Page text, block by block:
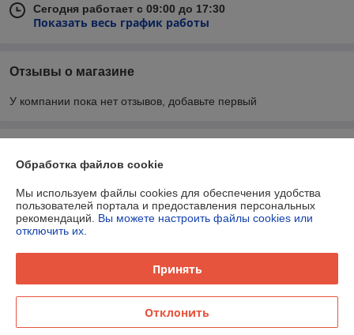
Сегодня работает с 09:00 до 17:30
Показать весь график работы
Отзывы о магазине
У компании пока нет отзывов, добавьте первый
Доставка и оплата
График работы
Полная версия сайта
Обработка файлов cookie
Мы используем файлы cookies для обеспечения удобства
пользователей портала и предоставления персональных
рекомендаций. Вы можете настроить файлы cookies или
отключить их.
Принять
Отклонить